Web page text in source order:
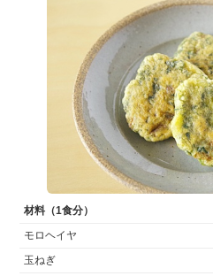
材料（1食分）
モロヘイヤ
玉ねぎ